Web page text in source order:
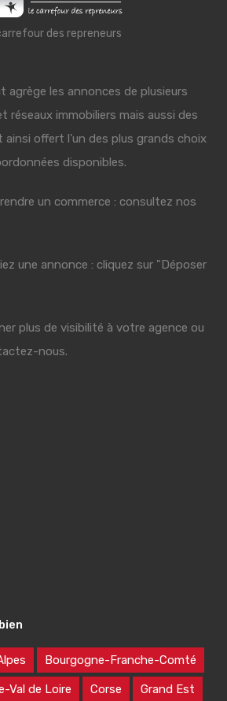
des repreneurs
agrège les annonces de plusieurs
réseaux immobiliers mais aussi des
ainsi offert l'un des plus grands choix
disponibles.
un commerce : consultez nos
une annonce : cliquez sur "Déposer
plus de visibilité à votre agence ou
nous.
Bourgogne-Franche-Comté
Val de Loire Corse Grand Est